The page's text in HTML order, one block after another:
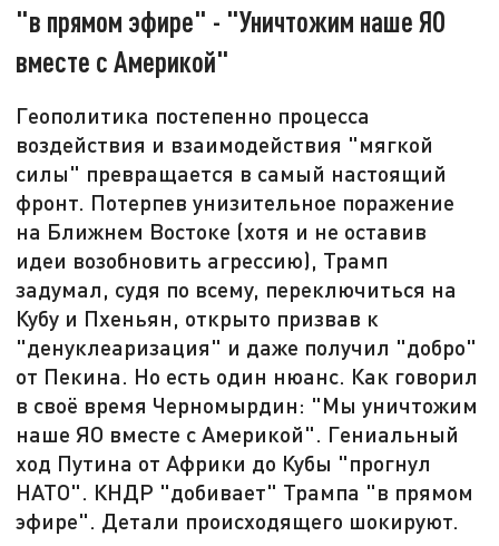
"в прямом эфире" - "Уничтожим наше ЯО
вместе с Америкой"
Геополитика постепенно процесса
воздействия и взаимодействия "мягкой
силы" превращается в самый настоящий
фронт. Потерпев унизительное поражение
на Ближнем Востоке (хотя и не оставив
идеи возобновить агрессию), Трамп
задумал, судя по всему, переключиться на
Кубу и Пхеньян, открыто призвав к
"денуклеаризация" и даже получил "добро"
от Пекина. Но есть один нюанс. Как говорил
в своё время Черномырдин: "Мы уничтожим
наше ЯО вместе с Америкой". Гениальный
ход Путина от Африки до Кубы "прогнул
НАТО". КНДР "добивает" Трампа "в прямом
эфире". Детали происходящего шокируют.